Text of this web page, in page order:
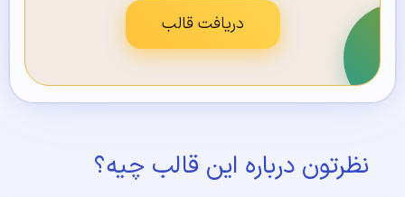
دریافت قالب
نظرتون درباره این قالب چیه؟